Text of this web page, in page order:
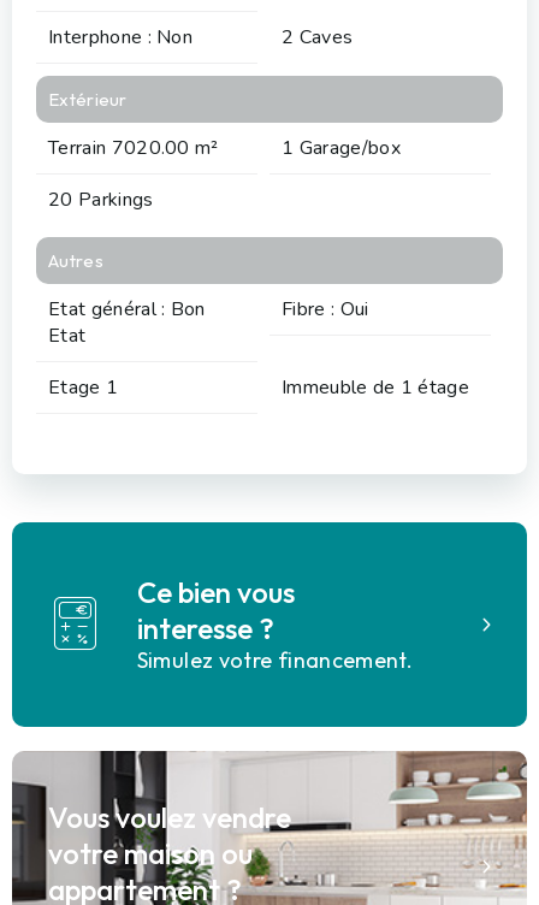
Interphone : Non 2 Caves
Extérieur
Terrain 7020.00 m²
1 Garage/box
20 Parkings
Autres
Etat général : Bon
Etat
Fibre : Oui
Etage 1 Immeuble de 1 étage
Ce bien vous
interesse ?
Simulez votre financement.
Vous voulez vendre
votre maison ou
appartement ?